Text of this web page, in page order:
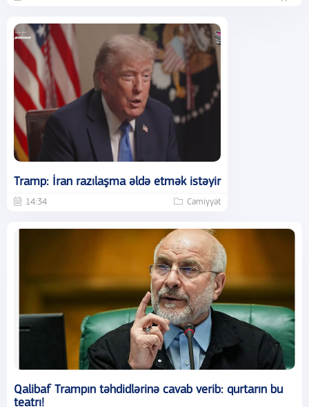
Tramp: İran razılaşma əldə etmək istəyir
14:34 Cəmiyyət
Qalibaf Trampın təhdidlərinə cavab verib: qurtarın bu
teatrı!